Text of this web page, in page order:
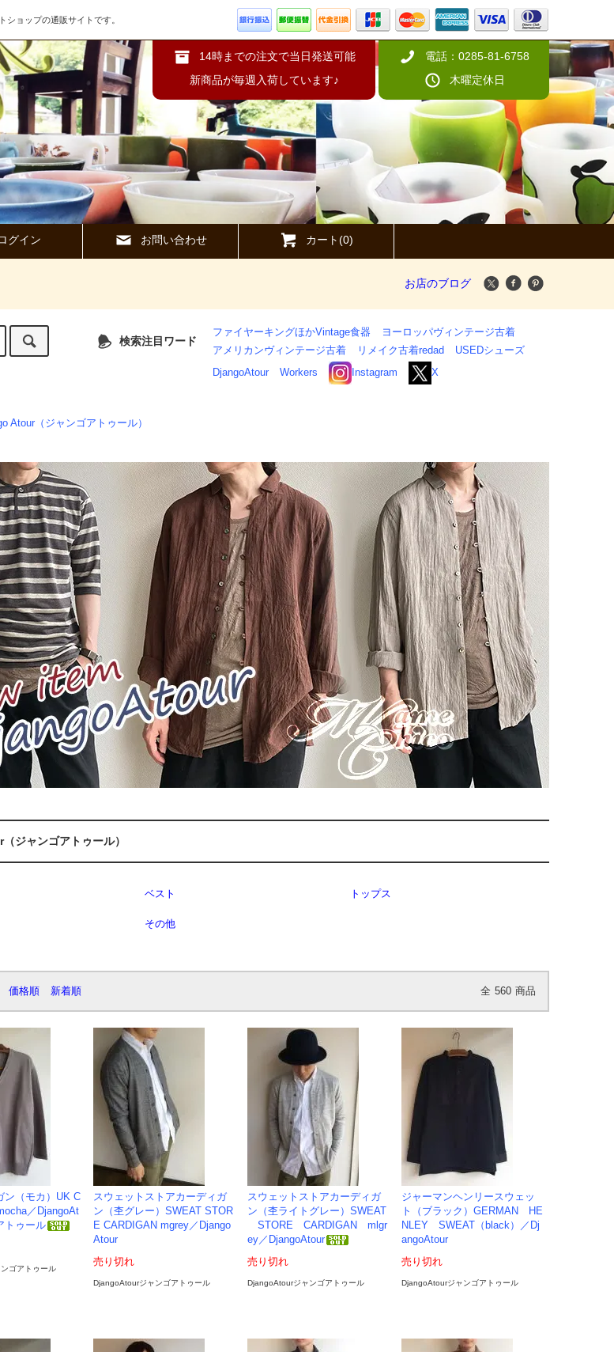
ョップの通販サイトです。
14時までの注文で当日発送可能
新商品が毎週入荷しています♪
電話：0285-81-6758
木曜定休日
グイン お問い合わせ カート(0)
お店のブログ
検索注目ワード
ファイヤーキングほかVintage食器
ヨーロッパヴィンテージ古着
アメリカンヴィンテージ古着
リメイク古着redad
USEDシューズ
DjangoAtour
Workers Instagram X
Atour（ジャンゴアトゥール）
ジャンゴアトゥール）
ベスト トップス
その他
価格順 新着順 全 560 商品
ン（モカ）UK C
／DjangoAt
トゥール
ゴアトゥール
スウェットストアカーディガ
ン（杢グレー）SWEAT STOR
E CARDIGAN mgrey／Django
Atour
売り切れ
DjangoAtourジャンゴアトゥール
スウェットストアカーディガ
ン（杢ライトグレー）SWEAT
STORE CARDIGAN mlgr
ey／DjangoAtour
売り切れ
DjangoAtourジャンゴアトゥール
ジャーマンヘンリースウェッ
ト（ブラック）GERMAN HE
NLEY SWEAT（black）／Dj
angoAtour
売り切れ
DjangoAtourジャンゴアトゥール